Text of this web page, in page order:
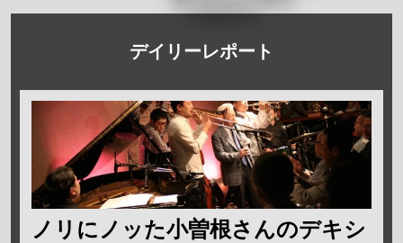
デイリーレポート
ノリにノッた小曽根さんのデキシ